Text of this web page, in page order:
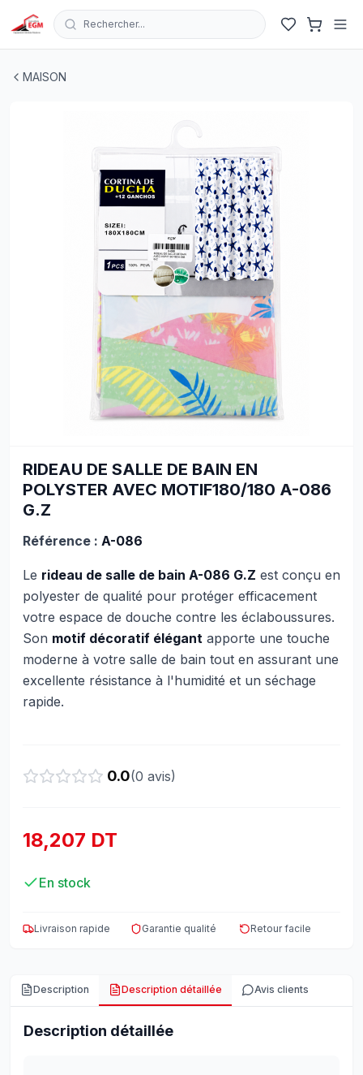
Rechercher...
MAISON
RIDEAU DE SALLE DE BAIN EN
POLYSTER AVEC MOTIF180/180 A-086
G.Z
Référence : A-086
Le rideau de salle de bain A-086 G.Z est conçu en
polyester de qualité pour protéger efficacement
votre espace de douche contre les éclaboussures.
Son motif décoratif élégant apporte une touche
moderne à votre salle de bain tout en assurant une
excellente résistance à l'humidité et un séchage
rapide.
0.0(0 avis)
18,207 DT
En stock
Livraison rapide Garantie qualité Retour facile
Description Description détaillée Avis clients
Description détaillée